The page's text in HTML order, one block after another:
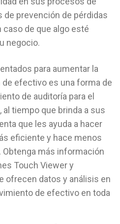
prevención de pérdidas
de que algo esté
negocio.
para aumentar la
efectivo es una forma de
de auditoría para el
tiempo que brinda a sus
que les ayuda a hacer
eficiente y hace menos
Obtenga más información
Touch Viewer y
ofrecen datos y análisis en
de efectivo en toda